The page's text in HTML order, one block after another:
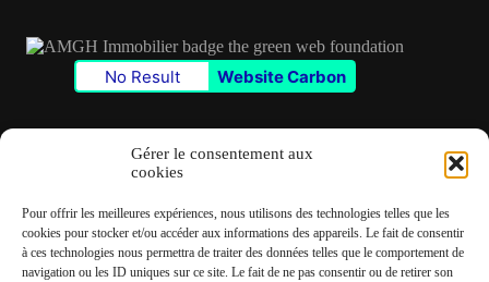
Gérer le consentement aux
cookies
Pour offrir les meilleures expériences, nous utilisons des technologies telles que les
cookies pour stocker et/ou accéder aux informations des appareils. Le fait de consentir
à ces technologies nous permettra de traiter des données telles que le comportement de
navigation ou les ID uniques sur ce site. Le fait de ne pas consentir ou de retirer son
No Result Website Carbon
✆06 22 39 73 24